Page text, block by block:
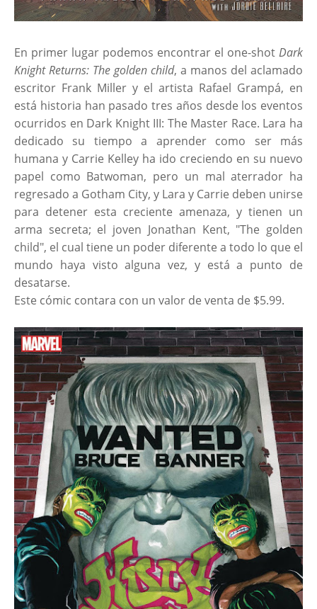
En primer lugar podemos encontrar el one-shot Dark
Knight Returns: The golden child, a manos del aclamado
escritor Frank Miller y el artista Rafael Grampá, en
está historia han pasado tres años desde los eventos
ocurridos en Dark Knight III: The Master Race. Lara ha
dedicado su tiempo a aprender como ser más
humana y Carrie Kelley ha ido creciendo en su nuevo
papel como Batwoman, pero un mal aterrador ha
regresado a Gotham City, y Lara y Carrie deben unirse
para detener esta creciente amenaza, y tienen un
arma secreta; el joven Jonathan Kent, "The golden
child", el cual tiene un poder diferente a todo lo que el
mundo haya visto alguna vez, y está a punto de
desatarse.
Este cómic contara con un valor de venta de $5.99.